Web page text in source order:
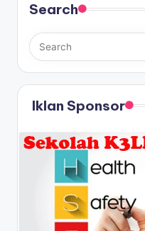
Search
Iklan Sponsor